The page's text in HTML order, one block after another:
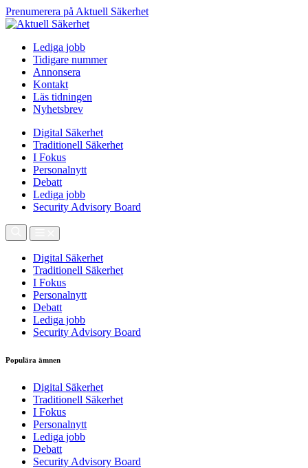
Prenumerera på Aktuell Säkerhet
Lediga jobb
Tidigare nummer
Annonsera
Kontakt
Läs tidningen
Nyhetsbrev
Digital Säkerhet
Traditionell Säkerhet
I Fokus
Personalnytt
Debatt
Lediga jobb
Security Advisory Board
Digital Säkerhet
Traditionell Säkerhet
I Fokus
Personalnytt
Debatt
Lediga jobb
Security Advisory Board
Populära ämnen
Digital Säkerhet
Traditionell Säkerhet
I Fokus
Personalnytt
Lediga jobb
Debatt
Security Advisory Board